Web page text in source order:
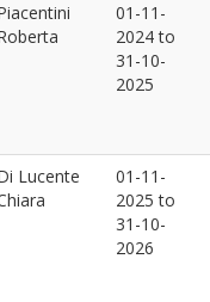
01-11-
2024to
31-10-
2025
Lucente
01-11-
2025 to
31-10-
2026